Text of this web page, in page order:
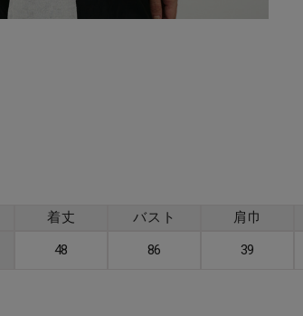
着丈 バスト 肩巾
48 86 39